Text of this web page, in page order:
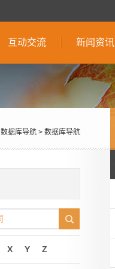
互动交流 新闻资讯
数据库导航 > 数据库导航
X Y Z